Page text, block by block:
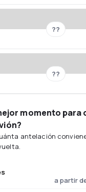
??
??
momento para
antelación
a partir